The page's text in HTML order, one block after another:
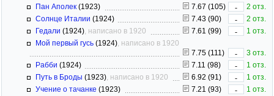
Пан Аполек (1923) 7.67 (105) -
2 отз.
Солнце Италии (1924) 7.43 (90) -
2 отз.
Гедали (1924) , написано в 1920 7.61 (99) -
1 отз.
Мой первый гусь (1924) , написано в 1920
7.75 (111)
-
3 отз.
Рабби (1924) 7.11 (98) -
1 отз.
Путь в Броды (1923) , написано в 1920 6.92 (91) -
1 отз.
Учение о тачанке (1923) 7.21 (93) -
1 отз.